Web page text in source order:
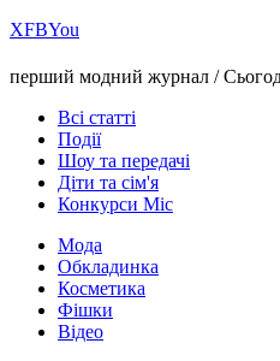
ХFBYou
перший модний журнал /
Всі статті
Події
Шоу та передачі
Діти та сім'я
Конкурси Міс
Мода
Обкладинка
Косметика
Фішки
Відео